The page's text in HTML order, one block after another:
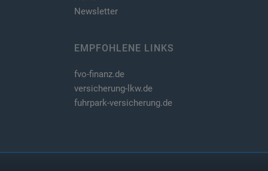
Newsletter
EMPFOHLENE LINKS
fvo-finanz.de
versicherung-lkw.de
fuhrpark-versicherung.de